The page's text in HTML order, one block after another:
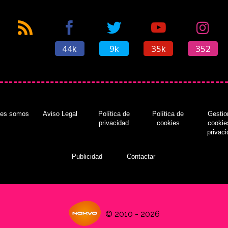
44k 9k 35k 352
somos Aviso Legal
Política de
privacidad
Política de
cookies
Publicidad Contactar
© 2010 - 2026